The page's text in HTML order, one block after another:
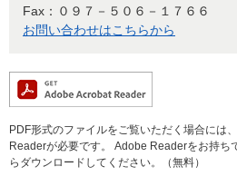
Fax：０９７－５０６－１７６６
お問い合わせはこちらから
PDF形式のファイルをご覧いただく場合には
Readerが必要です。
Adobe Readerをお持ち
らダウンロードしてください。（無料）